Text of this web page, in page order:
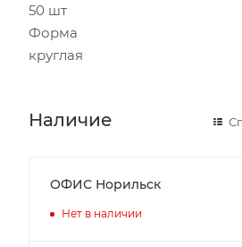
50 шт
Форма
круглая
Наличие
ОФИС Норильск
Нет в наличии